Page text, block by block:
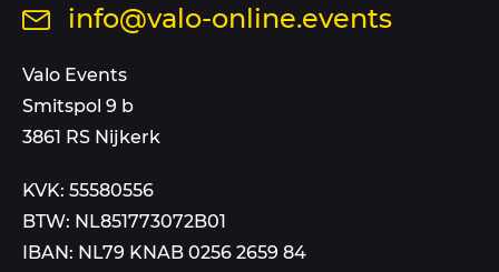
op
Stuur
mail
aan
info@valo-online.events
Valo Events
Smitspol 9 b
3861 RS Nijkerk
KVK: 55580556
BTW: NL851773072B01
IBAN: NL79 KNAB 0256 2659 84